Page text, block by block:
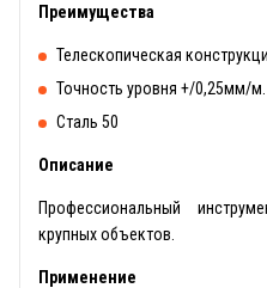
Преимущества
Телескопическая
Точность уровня +/0,25мм/м.
Сталь 50
Описание
Профессиональный
крупных объектов.
Применение